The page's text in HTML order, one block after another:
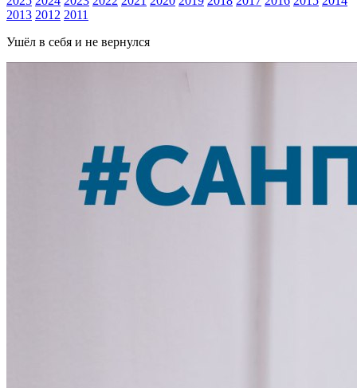
2013 2012 2011
Ушёл в себя и не вернулся